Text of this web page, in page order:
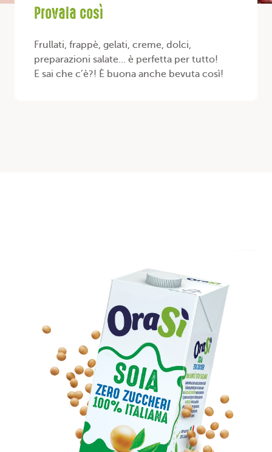
Provala così
Frullati, frappè, gelati, creme, dolci,
preparazioni salate… è perfetta per tutto!
E sai che c’è?! È buona anche bevuta così!